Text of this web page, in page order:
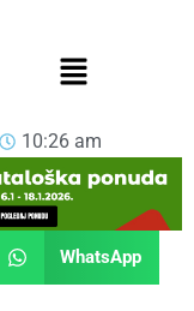
10:26 am
WhatsApp